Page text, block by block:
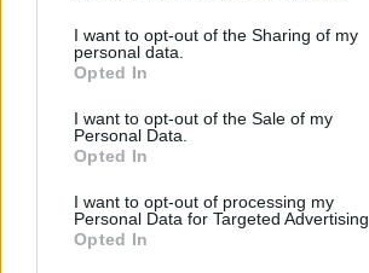
I want to opt-out of the Sharing of my
personal data.
Opted In
I want to opt-out of the Sale of my
Personal Data.
Opted In
I want to opt-out of processing my
Personal Data for Targeted Advertising.
Opted In